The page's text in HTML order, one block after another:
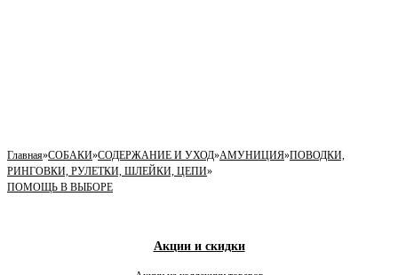
Главная»СОБАКИ»СОДЕРЖАНИЕ И УХОД»АМУНИЦИЯ»ПОВОДКИ,
РИНГОВКИ, РУЛЕТКИ, ШЛЕЙКИ, ЦЕПИ»
ПОМОЩЬ В ВЫБОРЕ
Акции и скидки